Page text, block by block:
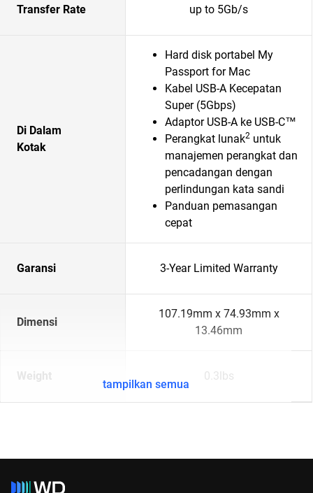
Transfer Rate up to 5Gb/s
Di Dalam
Kotak
Hard disk portabel My
Passport for Mac
Kabel USB-A Kecepatan
Super (5Gbps)
Adaptor USB-A ke USB-C™
Perangkat lunak2 untuk
manajemen perangkat dan
pencadangan dengan
perlindungan kata sandi
Panduan pemasangan
cepat
Garansi 3-Year Limited Warranty
Dimensi
107.19mm x 74.93mm x
13.46mm
Weight 0.3lbs
tampilkan semua